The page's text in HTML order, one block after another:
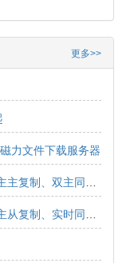
更多>>
力文件下载服务器
MySQL(Mariadb)数据库实现主主同步（主主复制、双主同步、双向同步）
MySQL(Mariadb)数据库实现主从同步（主从复制、实时同步、实时复制、单向同步、单向复制）